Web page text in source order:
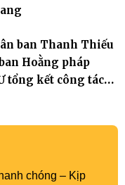
ban Thanh Thiếu
Hoằng pháp
tổng kết công tác
chóng – Kịp